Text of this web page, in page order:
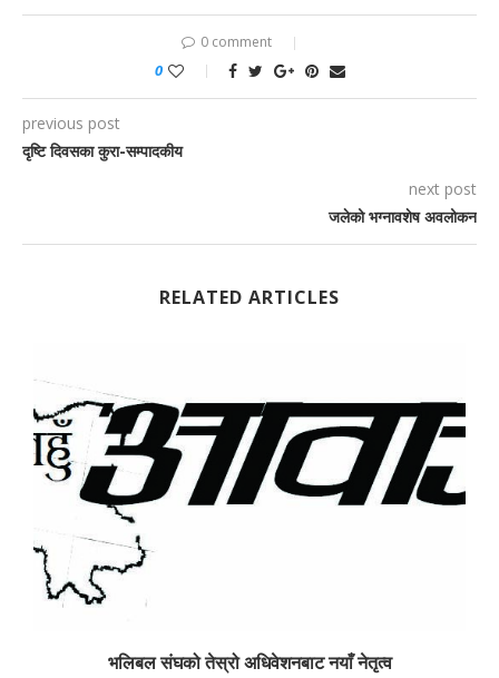
0 comment
0
previous post
दृष्टि दिवसका कुरा-सम्पादकीय
next post
जलेको भग्नावशेष अवलोकन
RELATED ARTICLES
भलिबल संघको तेस्रो अधिवेशनबाट नयाँ नेतृत्व